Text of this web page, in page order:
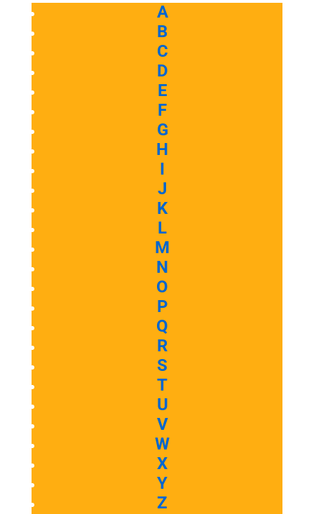
A
B
C
D
E
F
G
H
I
J
K
L
M
N
O
P
Q
R
S
T
U
V
W
X
Y
Z